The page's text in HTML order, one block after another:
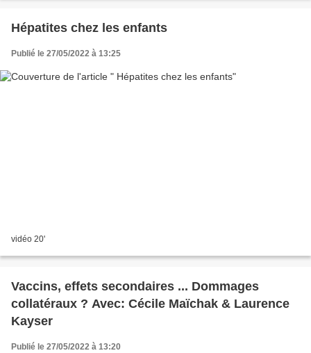
Hépatites chez les enfants
Publié le 27/05/2022 à 13:25
vidéo 20'
Vaccins, effets secondaires ... Dommages
collatéraux ? Avec: Cécile Maïchak & Laurence
Kayser
Publié le 27/05/2022 à 13:20